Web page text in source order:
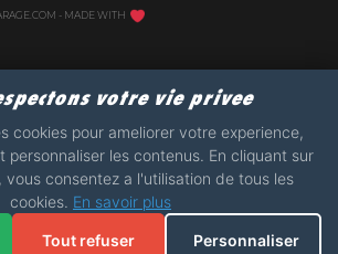
- MADE WITH
votre vie privee
cookies pour ameliorer votre experience,
personnaliser les contenus. En cliquant sur
vous consentez a l'utilisation de tous les
cookies. En savoir plus
Tout refuser Personnaliser